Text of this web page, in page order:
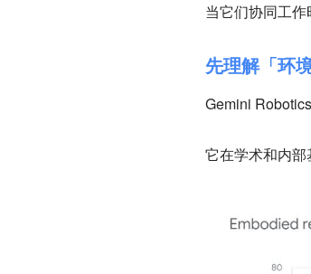
当它们协同工作
先理解「环
Gemini
它在学术和内部